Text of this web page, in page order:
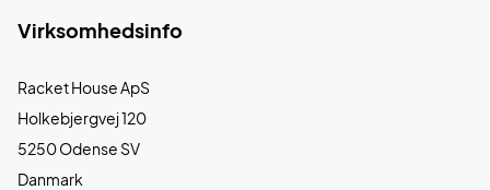
Virksomhedsinfo
Racket House ApS
Holkebjergvej 120
5250 Odense SV
Danmark